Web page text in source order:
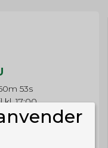
53s
kl. 17:00